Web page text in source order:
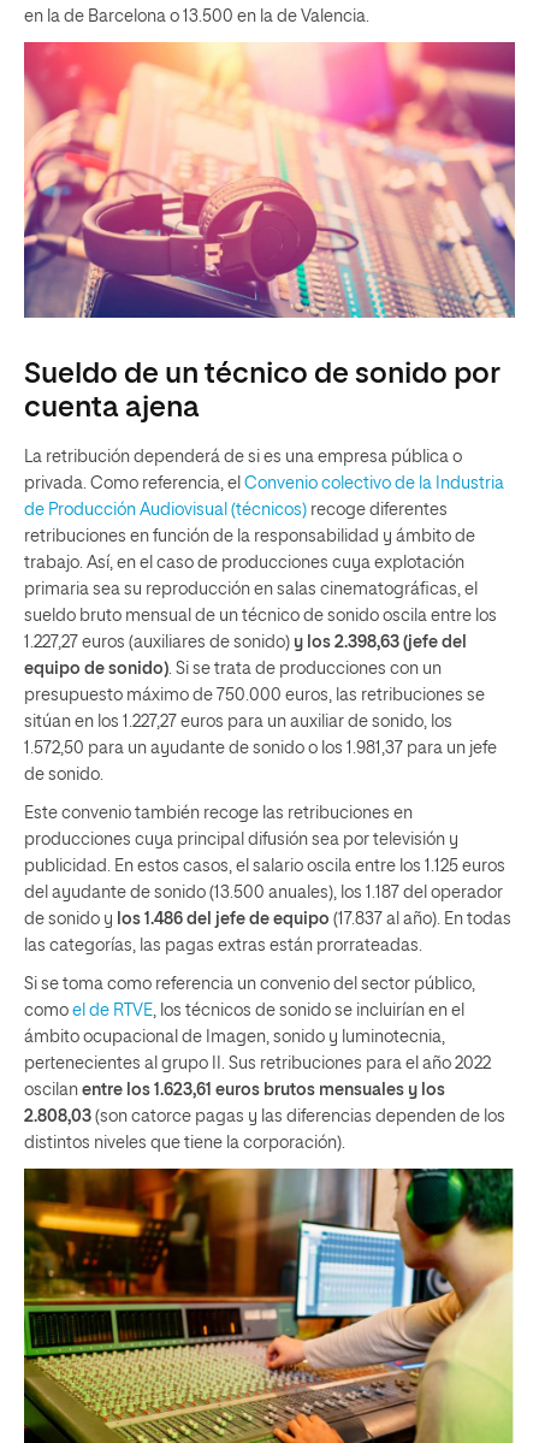
en la de Barcelona o 13.500 en la de Valencia.
Sueldo de un técnico de sonido por
cuenta ajena
La retribución dependerá de si es una empresa pública o
privada. Como referencia, el Convenio colectivo de la Industria
de Producción Audiovisual (técnicos) recoge diferentes
retribuciones en función de la responsabilidad y ámbito de
trabajo. Así, en el caso de producciones cuya explotación
primaria sea su reproducción en salas cinematográficas, el
sueldo bruto mensual de un técnico de sonido oscila entre los
1.227,27 euros (auxiliares de sonido) y los 2.398,63 (jefe del
equipo de sonido). Si se trata de producciones con un
presupuesto máximo de 750.000 euros, las retribuciones se
sitúan en los 1.227,27 euros para un auxiliar de sonido, los
1.572,50 para un ayudante de sonido o los 1.981,37 para un jefe
de sonido.
Este convenio también recoge las retribuciones en
producciones cuya principal difusión sea por televisión y
publicidad. En estos casos, el salario oscila entre los 1.125 euros
del ayudante de sonido (13.500 anuales), los 1.187 del operador
de sonido y los 1.486 del jefe de equipo (17.837 al año). En todas
las categorías, las pagas extras están prorrateadas.
Si se toma como referencia un convenio del sector público,
como el de RTVE, los técnicos de sonido se incluirían en el
ámbito ocupacional de Imagen, sonido y luminotecnia,
pertenecientes al grupo II. Sus retribuciones para el año 2022
oscilan entre los 1.623,61 euros brutos mensuales y los
2.808,03 (son catorce pagas y las diferencias dependen de los
distintos niveles que tiene la corporación).